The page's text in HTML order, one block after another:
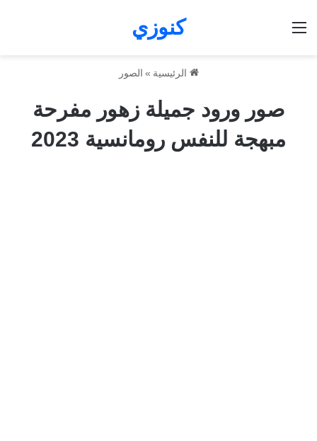
كنوزي
الرئيسية » الصور
صور ورود جميلة زهور مفرحة
مبهجة للنفس رومانسية 2023